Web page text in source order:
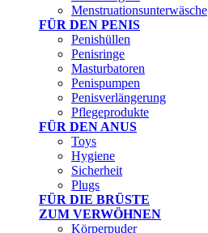
Menstruationsunterwäsche
FÜR DEN PENIS
Penishüllen
Penisringe
Masturbatoren
Penispumpen
Penisverlängerung
Pflegeprodukte
FÜR DEN ANUS
Toys
Hygiene
Sicherheit
Plugs
FÜR DIE BRÜSTE
ZUM VERWÖHNEN
Körperpuder